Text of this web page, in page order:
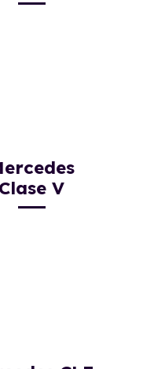
Clase V